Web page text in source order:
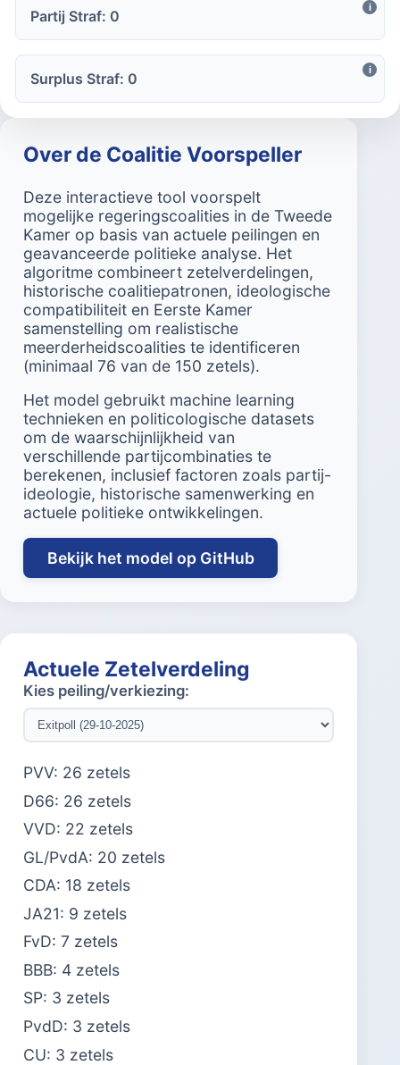
Over de Coalitie Voorspeller
Deze interactieve tool voorspelt
mogelijke regeringscoalities in de Tweede
Kamer op basis van actuele peilingen en
geavanceerde politieke analyse. Het
algoritme combineert zetelverdelingen,
historische coalitiepatronen, ideologische
compatibiliteit en Eerste Kamer
samenstelling om realistische
meerderheidscoalities te identificeren
(minimaal 76 van de 150 zetels).
Het model gebruikt machine learning
technieken en politicologische datasets
om de waarschijnlijkheid van
verschillende partijcombinaties te
berekenen, inclusief factoren zoals partij-
ideologie, historische samenwerking en
actuele politieke ontwikkelingen.
Bekijk het model op GitHub
Actuele Zetelverdeling
Kies peiling/verkiezing:
PVV: 26 zetels
D66: 26 zetels
VVD: 22 zetels
GL/PvdA: 20 zetels
CDA: 18 zetels
JA21: 9 zetels
FvD: 7 zetels
BBB: 4 zetels
SP: 3 zetels
PvdD: 3 zetels
CU: 3 zetels
Partij Straf: 0 i
Surplus Straf: 0 i